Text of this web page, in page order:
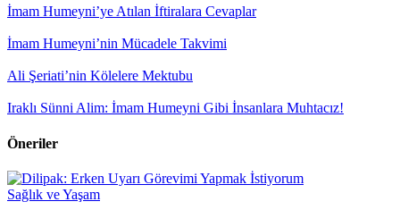
İmam Humeyni’ye Atılan İftiralara Cevaplar
İmam Humeyni’nin Mücadele Takvimi
Ali Şeriati’nin Kölelere Mektubu
Iraklı Sünni Alim: İmam Humeyni Gibi İnsanlara Muhtacız!
Öneriler
Sağlık ve Yaşam